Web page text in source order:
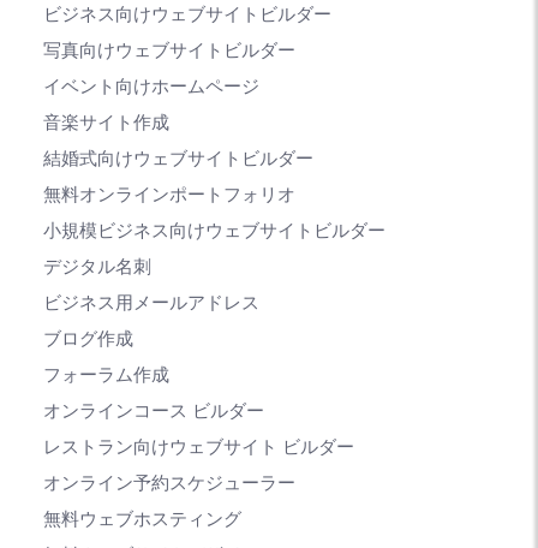
ビジネス向けウェブサイトビルダー
写真向けウェブサイトビルダー
イベント向けホームページ
音楽サイト作成
結婚式向けウェブサイトビルダー
無料オンラインポートフォリオ
小規模ビジネス向けウェブサイトビルダー
デジタル名刺
ビジネス用メールアドレス
ブログ作成
フォーラム作成
オンラインコース ビルダー
レストラン向けウェブサイト ビルダー
オンライン予約スケジューラー
無料ウェブホスティング